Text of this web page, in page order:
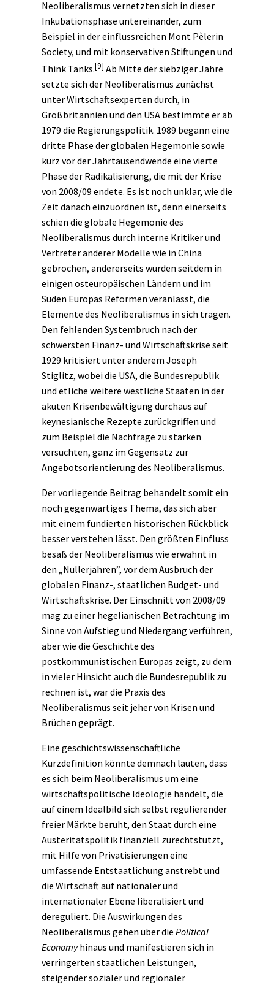
Neoliberalismus vernetzten sich in dieser
Inkubationsphase untereinander, zum
Beispiel in der einflussreichen Mont Pèlerin
Society, und mit konservativen Stiftungen und
Think Tanks.[9] Ab Mitte der siebziger Jahre
setzte sich der Neoliberalismus zunächst
unter Wirtschaftsexperten durch, in
Großbritannien und den USA bestimmte er ab
1979 die Regierungspolitik. 1989 begann eine
dritte Phase der globalen Hegemonie sowie
kurz vor der Jahrtausendwende eine vierte
Phase der Radikalisierung, die mit der Krise
von 2008/09 endete. Es ist noch unklar, wie die
Zeit danach einzuordnen ist, denn einerseits
schien die globale Hegemonie des
Neoliberalismus durch interne Kritiker und
Vertreter anderer Modelle wie in China
gebrochen, andererseits wurden seitdem in
einigen osteuropäischen Ländern und im
Süden Europas Reformen veranlasst, die
Elemente des Neoliberalismus in sich tragen.
Den fehlenden Systembruch nach der
schwersten Finanz- und Wirtschaftskrise seit
1929 kritisiert unter anderem Joseph
Stiglitz, wobei die USA, die Bundesrepublik
und etliche weitere westliche Staaten in der
akuten Krisenbewältigung durchaus auf
keynesianische Rezepte zurückgriffen und
zum Beispiel die Nachfrage zu stärken
versuchten, ganz im Gegensatz zur
Angebotsorientierung des Neoliberalismus.
Der vorliegende Beitrag behandelt somit ein
noch gegenwärtiges Thema, das sich aber
mit einem fundierten historischen Rückblick
besser verstehen lässt. Den größten Einfluss
besaß der Neoliberalismus wie erwähnt in
den „Nullerjahren”, vor dem Ausbruch der
globalen Finanz-, staatlichen Budget- und
Wirtschaftskrise. Der Einschnitt von 2008/09
mag zu einer hegelianischen Betrachtung im
Sinne von Aufstieg und Niedergang verführen,
aber wie die Geschichte des
postkommunistischen Europas zeigt, zu dem
in vieler Hinsicht auch die Bundesrepublik zu
rechnen ist, war die Praxis des
Neoliberalismus seit jeher von Krisen und
Brüchen geprägt.
Eine geschichtswissenschaftliche
Kurzdefinition könnte demnach lauten, dass
es sich beim Neoliberalismus um eine
wirtschaftspolitische Ideologie handelt, die
auf einem Idealbild sich selbst regulierender
freier Märkte beruht, den Staat durch eine
Austeritätspolitik finanziell zurechtstutzt,
mit Hilfe von Privatisierungen eine
umfassende Entstaatlichung anstrebt und
die Wirtschaft auf nationaler und
internationaler Ebene liberalisiert und
dereguliert. Die Auswirkungen des
Neoliberalismus gehen über die Political
Economyhinaus und manifestieren sich in
verringerten staatlichen Leistungen,
steigender sozialer und regionaler